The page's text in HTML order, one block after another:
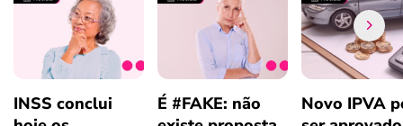
INSS conclui
É #FAKE: não
Novo IPVA